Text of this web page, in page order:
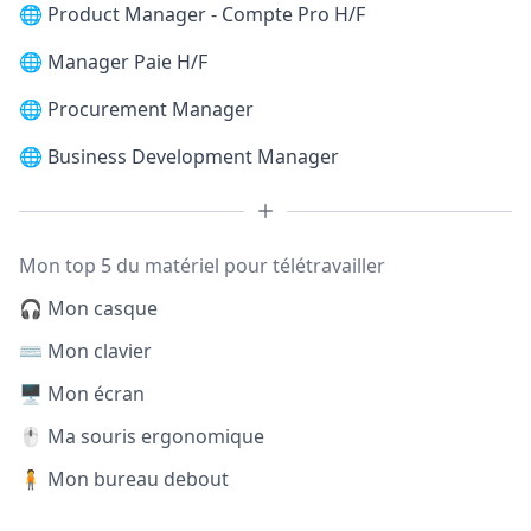
🌐 Product Manager - Compte Pro H/F
🌐 Manager Paie H/F
🌐 Procurement Manager
🌐 Business Development Manager
Mon top 5 du matériel pour télétravailler
🎧 Mon casque
⌨️ Mon clavier
🖥️ Mon écran
🖱️ Ma souris ergonomique
🧍 Mon bureau debout